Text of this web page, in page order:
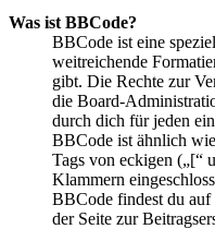
Was ist BBCode?
BBCode ist eine
weitreichende
gibt. Die Rechte zur
die Board-
durch dich für jeden
BBCode ist ähnlich
Tags von eckigen („[“
Klammern
BBCode findest du
der Seite zur